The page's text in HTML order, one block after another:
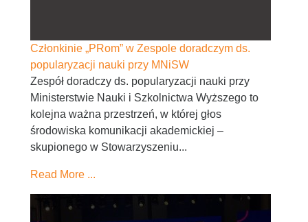
Członkinie „PRom” w Zespole doradczym ds.
popularyzacji nauki przy MNiSW
Zespół doradczy ds. popularyzacji nauki przy
Ministerstwie Nauki i Szkolnictwa Wyższego to
kolejna ważna przestrzeń, w której głos
środowiska komunikacji akademickiej –
skupionego w Stowarzyszeniu...
Read More ...